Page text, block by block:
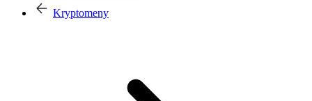
Kryptomeny